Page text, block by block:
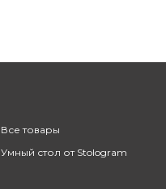
Все товары
Умный стол от Stologram